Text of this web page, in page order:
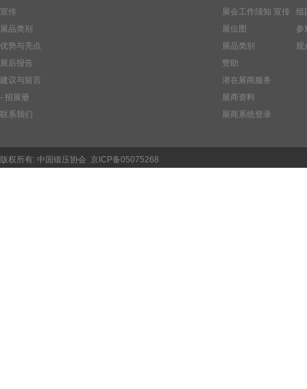
宣传
展品类别
优势与亮点
展后报告
建议与留言
- 招展册
联系我们
展会工作须知 宣传
展位图
展品类别
赞助
潜在展商服务
展商资料
展商系统登录
组
参
观
版权所有: 中国锻压协会 京ICP备05075268